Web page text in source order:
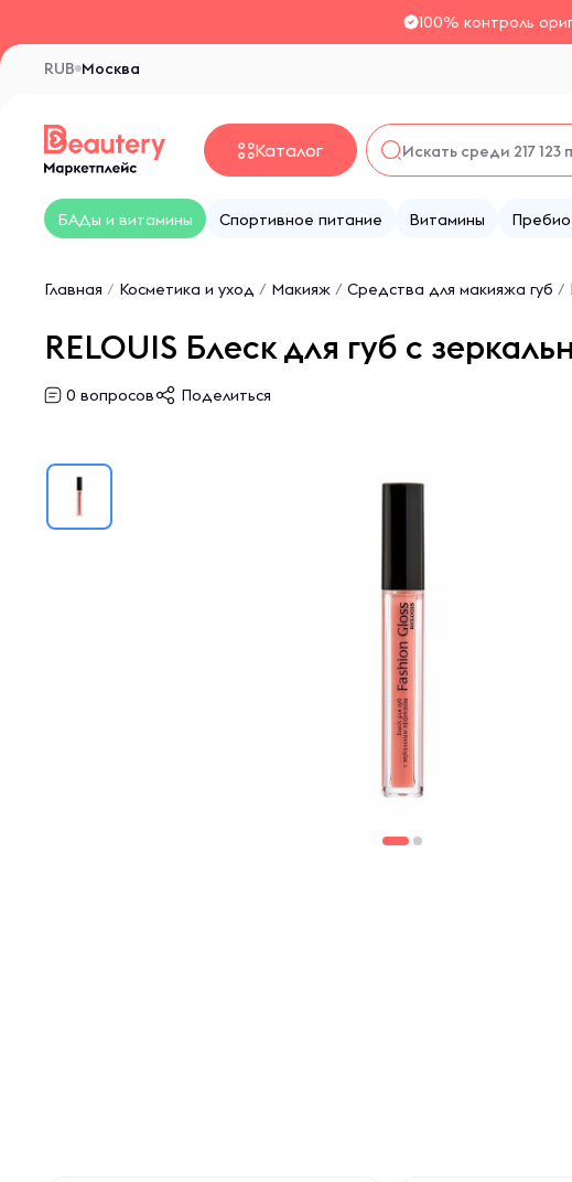
100% контроль
Москва
RUB
Каталог
БАДы и витамины Спортивное питание Витамины
Главная / Косметика и уход / Макияж / Средства для макияжа губ /
RELOUIS Блеск для губ с
0 вопросов Поделиться